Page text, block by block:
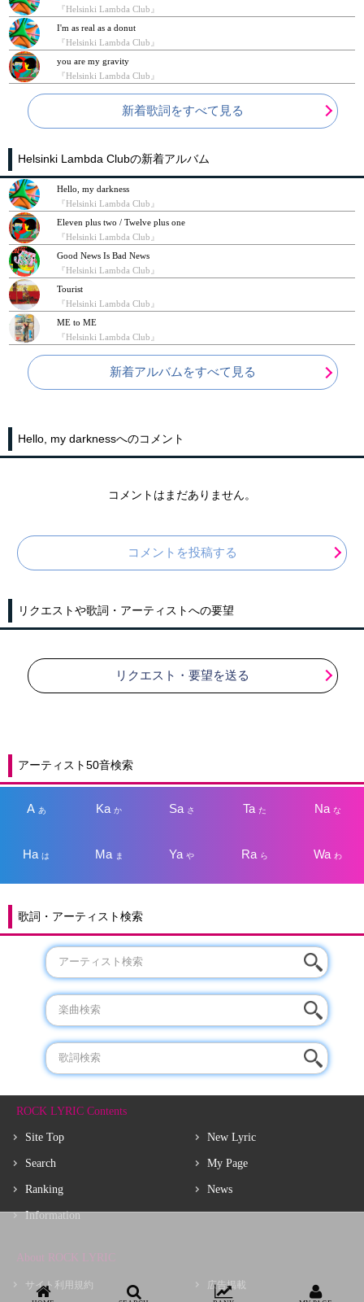
『Helsinki Lambda Club』
I'm as real as a donut
『Helsinki Lambda Club』
you are my gravity
『Helsinki Lambda Club』
新着歌詞をすべて見る
Helsinki Lambda Clubの新着アルバム
Hello, my darkness
『Helsinki Lambda Club』
Eleven plus two / Twelve plus one
『Helsinki Lambda Club』
Good News Is Bad News
『Helsinki Lambda Club』
Tourist
『Helsinki Lambda Club』
ME to ME
『Helsinki Lambda Club』
新着アルバムをすべて見る
Hello, my darknessへのコメント
コメントはまだありません。
コメントを投稿する
リクエストや歌詞・アーティストへの要望
リクエスト・要望を送る
アーティスト50音検索
A あ Kaか Sa さ Taた Na な
Haは Ma ま Yaや Ra ら Wa わ
歌詞・アーティスト検索
ROCK LYRIC Contents
Site Top
Search
Ranking
Information
New Lyric
My Page
News
About ROCK LYRIC
サイト利用規約 広告掲載